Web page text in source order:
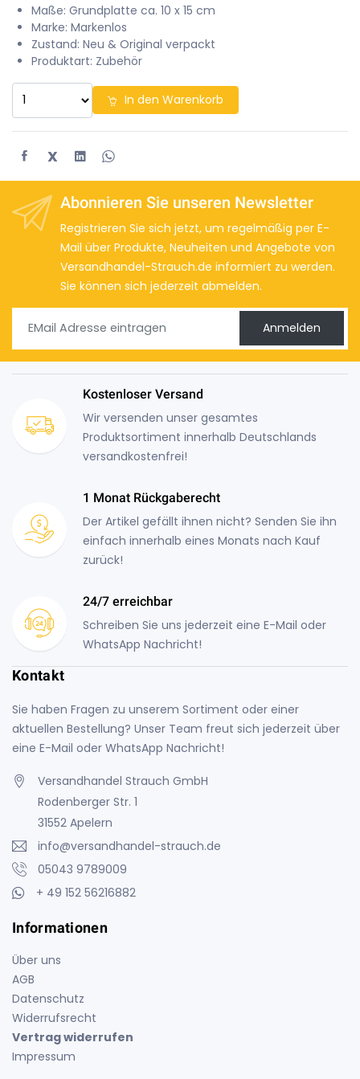
Maße: Grundplatte ca. 10 x 15 cm
Marke: Markenlos
Zustand: Neu & Original verpackt
Produktart: Zubehör
In den Warenkorb
X
Abonnieren Sie unseren Newsletter
Registrieren Sie sich jetzt, um regelmäßig per E-
Mail über Produkte, Neuheiten und Angebote von
Versandhandel-Strauch.de informiert zu werden.
Sie können sich jederzeit abmelden.
Anmelden
Kostenloser Versand
Wir versenden unser gesamtes
Produktsortiment innerhalb Deutschlands
versandkostenfrei!
1 Monat Rückgaberecht
Der Artikel gefällt ihnen nicht? Senden Sie ihn
einfach innerhalb eines Monats nach Kauf
zurück!
24/7 erreichbar
Schreiben Sie uns jederzeit eine E-Mail oder
WhatsApp Nachricht!
Kontakt
Sie haben Fragen zu unserem Sortiment oder einer
aktuellen Bestellung? Unser Team freut sich jederzeit über
eine E-Mail oder WhatsApp Nachricht!
Versandhandel Strauch GmbH
Rodenberger Str. 1
31552 Apelern
info@versandhandel-strauch.de
05043 9789009
+ 49 152 56216882
Informationen
Über uns
AGB
Datenschutz
Widerrufsrecht
Vertrag widerrufen
Impressum